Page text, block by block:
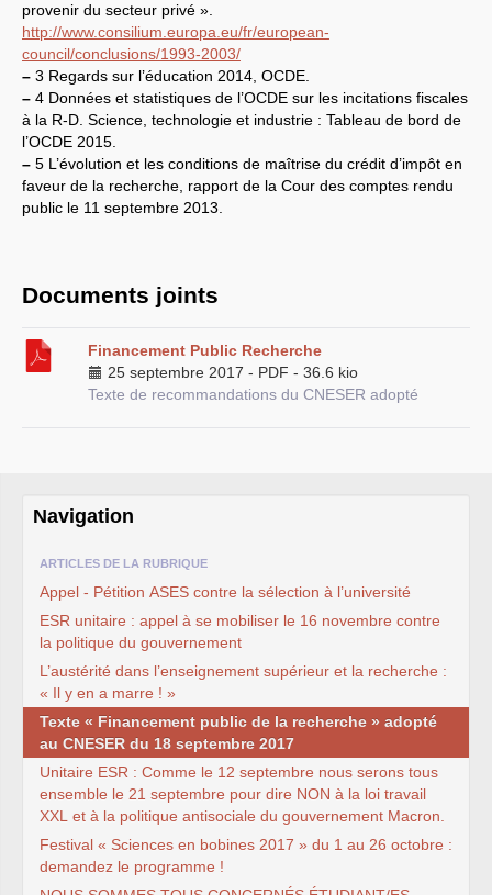
provenir du secteur privé ».
http://www.consilium.europa.eu/fr/european-
council/conclusions/1993-2003/
– 3 Regards sur l’éducation 2014, OCDE
– 4 Données et statistiques de l’OCDE sur les incitations fiscales
à la R-D. Science, technologie et industrie : Tableau de bord de
l’OCDE 2015.
– 5 L’évolution et les conditions de maîtrise du crédit d’impôt en
faveur de la recherche, rapport de la Cour des comptes rendu
public le 11 septembre 2013.
Documents joints
Financement Public Recherche
25 septembre 2017 - PDF - 36.6 kio
Texte de recommandations du CNESER adopté
Navigation
ARTICLES DE LA RUBRIQUE
Appel - Pétition ASES contre la sélection à l’université
ESR unitaire : appel à se mobiliser le 16 novembre contre
la politique du gouvernement
L’austérité dans l’enseignement supérieur et la recherche :
« Il y en a marre ! »
Texte « Financement public de la recherche » adopté
au CNESER du 18 septembre 2017
Unitaire ESR : Comme le 12 septembre nous serons tous
ensemble le 21 septembre pour dire NON à la loi travail
XXL et à la politique antisociale du gouvernement Macron.
Festival « Sciences en bobines 2017 » du 1 au 26 octobre :
demandez le programme !